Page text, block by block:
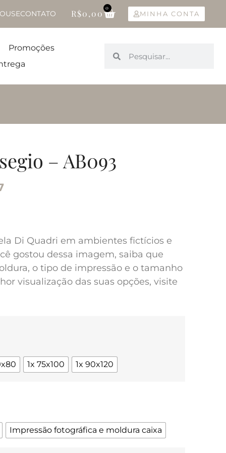
CONTATO R$0,00
0
MINHA CONTA
Promoções
– AB093
Di Quadri em ambientes fictícios e
gostou dessa imagem, saiba que
o tipo de impressão e o tamanho
visualização das suas opções, visite
1x 75x100 1x 90x120
Impressão fotográfica e moldura caixa